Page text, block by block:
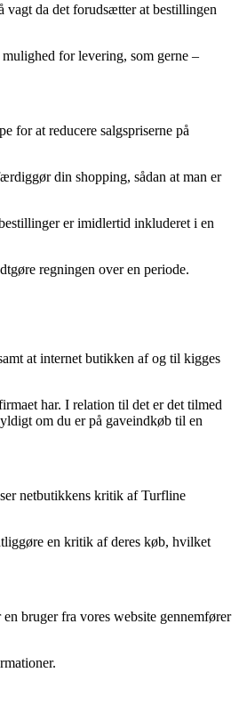
da det forudsætter at bestillingen
for levering, som gerne –
for at reducere salgspriserne på
din shopping, sådan at man er
er imidlertid inkluderet i en
regningen over en periode.
at internet butikken af og til kigges
har. I relation til det er det tilmed
om du er på gaveindkøb til en
netbutikkens kritik af Turfline
en kritik af deres køb, hvilket
bruger fra vores website gennemfører